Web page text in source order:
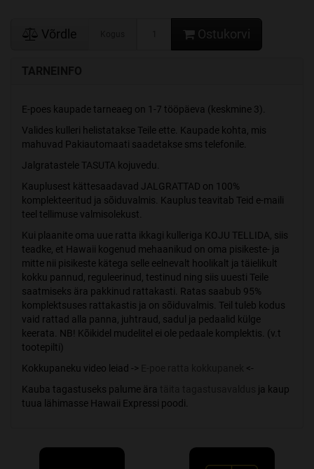
Võrdle Ostukorvi
TARNEINFO
E-poes kaupade tarneaeg on 1-7 tööpäeva (keskmine 3).
Valides kulleri helistatakse Teile ette. Kaupade kohta, mis
mahuvad Pakiautomaati saadetakse sms telefonile.
Jalgratastele TASUTA kojuvedu.
Kauplusest kättesaadavad JALGRATTAD on 100%
komplekteeritud ja sõiduvalmis. Kauplus teavitab Teid e-maili
teel tellimuse valmisolekust.
Kui plaanite oma uue ratta ikkagi kulleriga KOJU TELLIDA, siis
teadke, et Hawaii kogenud mehaanikud on oma pisikeste- ja
mitte nii pisikeste kätega selle eelnevalt hoolikalt ja täielikult
kokku pannud, reguleerinud, testinud ning siis uuesti Teile
saatmiseks ära pakkinud rattakasti. Ratas saabub 95%
komplektsuses rattakastis ja on sõiduvalmis. Teil tuleb kodus
vaid rattad alla panna, juhtraud, sadul ja pedaalid külge
keerata. NB! Kõikidel mudelitel ei ole pedaale komplektis. (v.t
tootepilti)
Kokkupaneku video leiad ->
<-
Kauba tagastuseks palume ära
ja kaup
tuua lähimasse Hawaii Expressi poodi.